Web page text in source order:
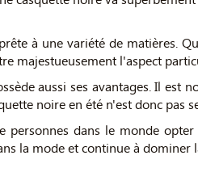
à une variété de matières.
majestueusement l'aspect
aussi ses avantages. Il
noire en été n'est donc pas
dans le monde
la mode et continue à dominer